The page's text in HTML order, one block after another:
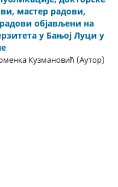
мастер радови,
објављени на
у Бањој Луци у
Кузмановић (Аутор)